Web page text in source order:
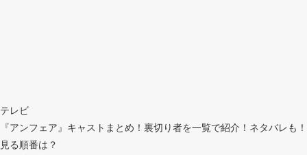
テレビ
『アンフェア』キャストまとめ！裏切り者を一覧で紹介！ネタバレも！
見る順番は？